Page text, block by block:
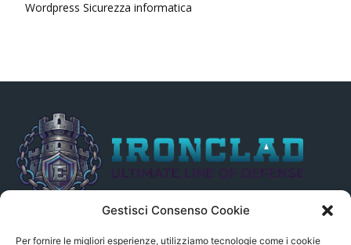
Gestisci Consenso Cookie
Per fornire le migliori esperienze, utilizziamo tecnologie come i cookie
Wordpress Sicurezza informatica
indirettamente, alle Fonti delle notizie segnalate né può essere